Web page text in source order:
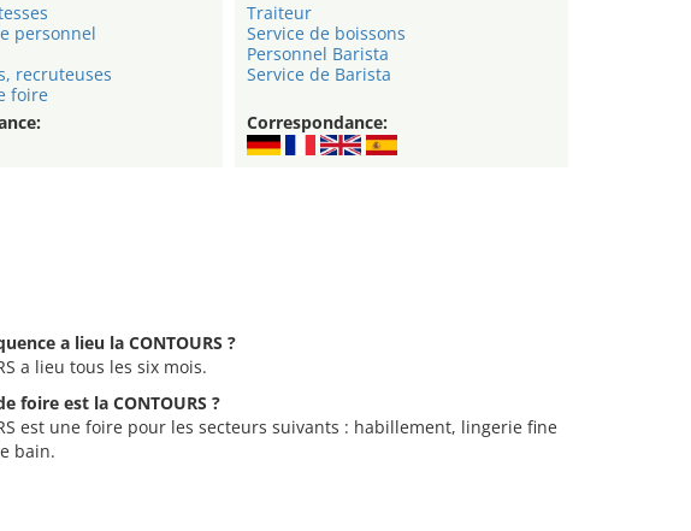
personnel
recruteuses
foire
Traiteur
Service de boissons
Personnel Barista
Service de Barista
Correspondance:
a lieu la CONTOURS ?
a lieu tous les six mois.
foire est la CONTOURS ?
est une foire pour les secteurs suivants : habillement, lingerie fine
bain.